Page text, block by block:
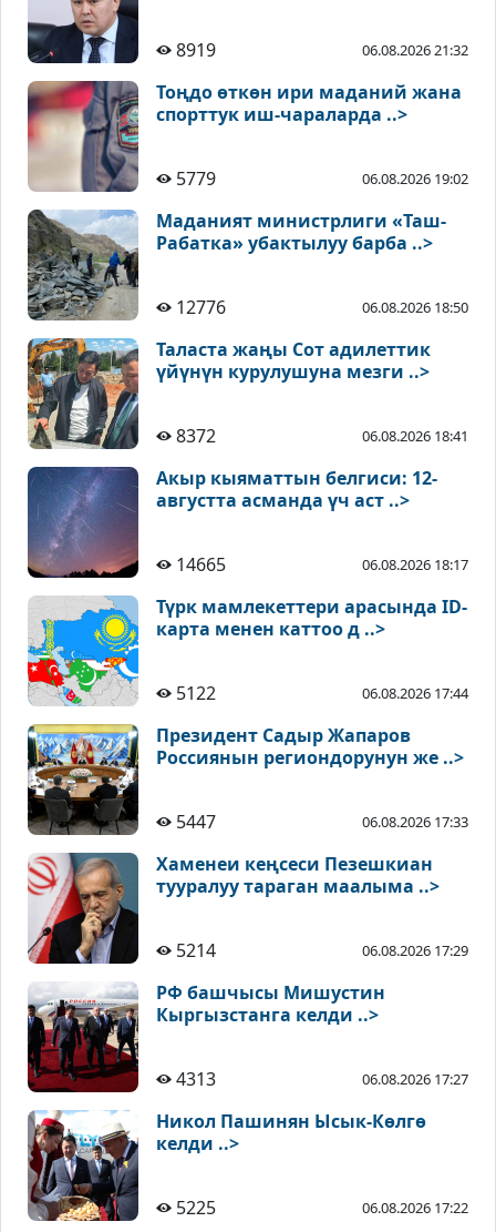
8919 06.08.2026 21:32
Тоңдо өткөн ири маданий жана
спорттук иш-чараларда ..>
5779 06.08.2026 19:02
Маданият министрлиги «Таш-
Рабатка» убактылуу барба ..>
12776 06.08.2026 18:50
Таласта жаңы Сот адилеттик
үйүнүн курулушуна мезги ..>
8372 06.08.2026 18:41
Акыр кыяматтын белгиси: 12-
августта асманда үч аст ..>
14665 06.08.2026 18:17
Түрк мамлекеттери арасында ID-
карта менен каттоо д ..>
5122 06.08.2026 17:44
Президент Садыр Жапаров
Россиянын региондорунун же ..>
5447 06.08.2026 17:33
Хаменеи кеңсеси Пезешкиан
тууралуу тараган маалыма ..>
5214 06.08.2026 17:29
РФ башчысы Мишустин
Кыргызстанга келди ..>
4313 06.08.2026 17:27
Никол Пашинян Ысык-Көлгө
келди ..>
5225 06.08.2026 17:22